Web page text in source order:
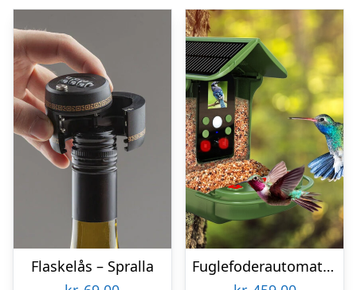
Flaskelås – Spralla
Fuglefoderautomat med Kamera Denver BFC-1200